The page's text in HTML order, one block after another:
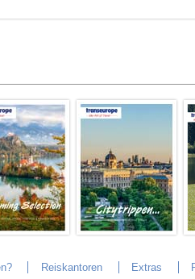
Reiskantoren Extras